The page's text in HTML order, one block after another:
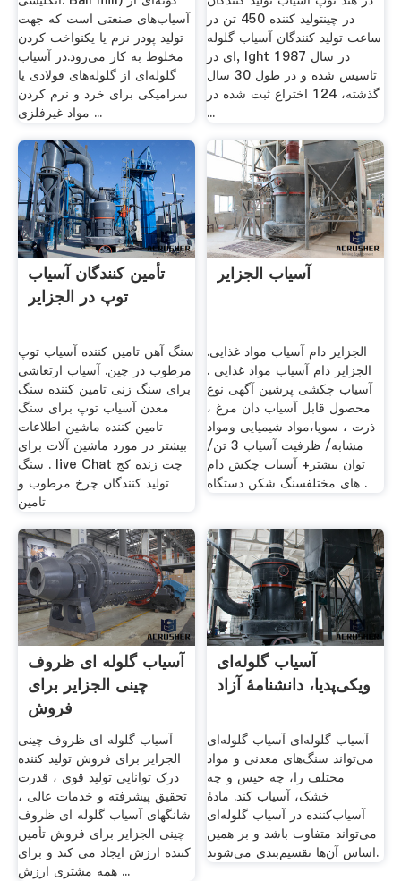
آسیاب‌های صنعتی است که جهت
تولید پودر نرم یا یکنواخت کردن
مخلوط به کار می‌رود.در آسیاب
گلوله‌ای از گلوله‌های فولادی یا
سرامیکی برای خرد و نرم کردن
مواد غیرفلزی ...
در چینتولید کننده 450 تن در
ساعت تولید کنندگان آسیاب گلوله
ای در, lght در سال 1987
تاسیس شده و در طول 30 سال
گذشته، 124 اختراع ثبت شده در
...
تأمین کنندگان آسیاب
توپ در الجزایر
سنگ آهن تامین کننده آسیاب توپ
مرطوب در چین. آسیاب ارتعاشی
برای سنگ زنی تامین کننده سنگ
معدن آسیاب توپ برای سنگ
تامین کننده ماشین اطلاعات
بیشتر در مورد ماشین آلات برای
سنگ . live Chat چت زنده کج
تولید کنندگان چرخ مرطوب و
تامین
آسیاب الجزایر
الجزایر دام آسیاب مواد غذایی.
الجزایر دام آسیاب مواد غذایی .
آسیاب چکشی پرشین آگهی نوع
محصول قابل آسیاب دان مرغ ،
ذرت ، سویا،مواد شیمیایی ومواد
مشابه/ ظرفیت آسیاب 3 تن/
توان بیشتر+ آسیاب چکش دام
های مختلفسنگ شکن دستگاه .
آسیاب گلوله ای ظروف
چینی الجزایر برای
فروش
آسیاب گلوله ای ظروف چینی
الجزایر برای فروش تولید کننده
درک توانایی تولید قوی ، قدرت
تحقیق پیشرفته و خدمات عالی ،
شانگهای آسیاب گلوله ای ظروف
چینی الجزایر برای فروش تأمین
کننده ارزش ایجاد می کند و برای
همه مشتری ارزش ...
آسیاب گلوله‌ای
ویکی‌پدیا، دانشنامهٔ آزاد
آسیاب گلوله‌ای آسیاب گلوله‌ای
می‌تواند سنگ‌های معدنی و مواد
مختلف را، چه خیس و چه
خشک، آسیاب کند. مادهٔ
آسیاب‌کننده در آسیاب گلوله‌ای
می‌تواند متفاوت باشد و بر همین
اساس آن‌ها تقسیم‌بندی می‌شوند.